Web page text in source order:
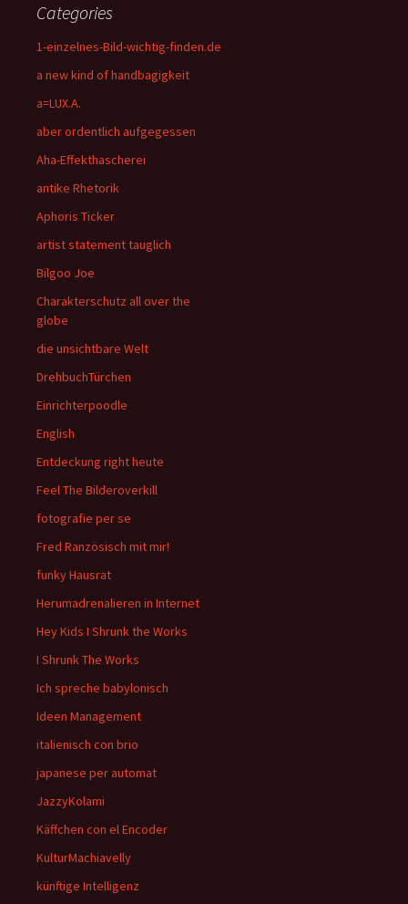
Categories
1-einzelnes-Bild-wichtig-finden.de
a new kind of handbagigkeit
a=LUX.A.
aber ordentlich aufgegessen
Aha-Effekthascherei
antike Rhetorik
Aphoris Ticker
artist statement tauglich
Bilgoo Joe
Charakterschutz all over the
globe
die unsichtbare Welt
DrehbuchTürchen
Einrichterpoodle
English
Entdeckung right heute
Feel The Bilderoverkill
fotografie per se
Fred Ranzösisch mit mir!
funky Hausrat
Herumadrenalieren in Internet
Hey Kids I Shrunk the Works
I Shrunk The Works
Ich spreche babylonisch
Ideen Management
italienisch con brio
japanese per automat
JazzyKolami
Käffchen con el Encoder
KulturMachiavelly
künftige Intelligenz